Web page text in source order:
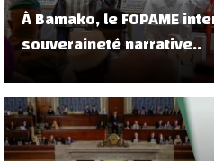
À Bamako, le FOPAME
souveraineté narrative..